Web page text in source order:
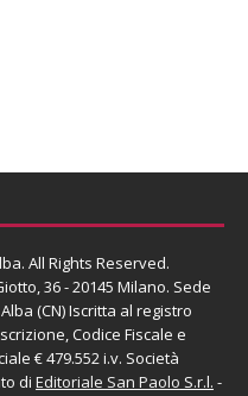
All Rights Reserved.
36 - 20145 Milano. Sede
(CN) Iscritta al registro
Codice Fiscale e
€ 479.552 i.v. Società
di Editoriale San Paolo S.r.l. -